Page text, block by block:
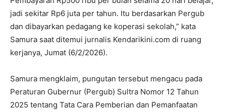
jadi sekitar Rp6 juta per tahun. Itu berdasarkan Pergub
dan dibayarkan pedagang ke koperasi sekolah,” kata
Samura saat ditemui jurnalis Kendarikini.com di ruang
kerjanya, Jumat (6/2/2026).
Samura mengklaim, pungutan tersebut mengacu pada
Peraturan Gubernur (Pergub) Sultra Nomor 12 Tahun
2025 tentang Tata Cara Pemberian dan Pemanfaatan